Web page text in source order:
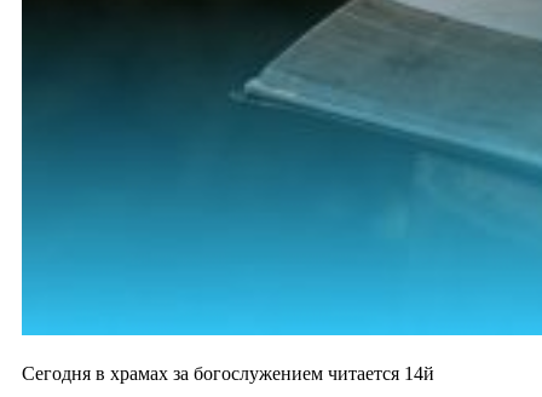
Сегодня в храмах за богослужением читается 14й